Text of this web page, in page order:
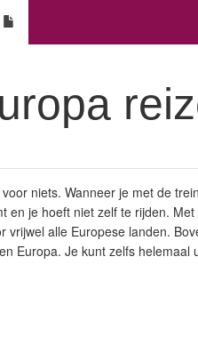
niets. Wanneer je met de
en je hoeft niet zelf te rijden.
alle Europese landen.
Europa. Je kunt zelfs helemaal